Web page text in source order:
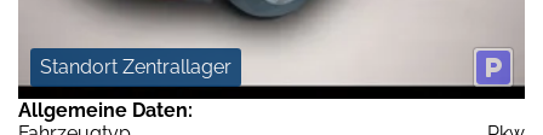
Standort Zentrallager
Allgemeine Daten: